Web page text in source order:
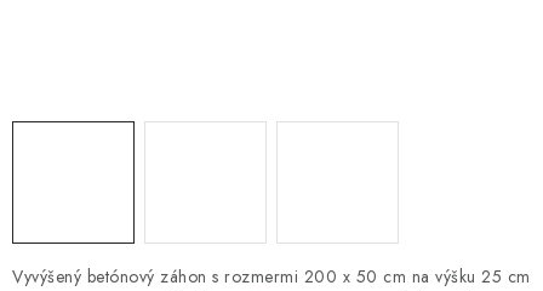
Vyvýšený betónový záhon s rozmermi 200 x 50 cm na výšku 25 cm